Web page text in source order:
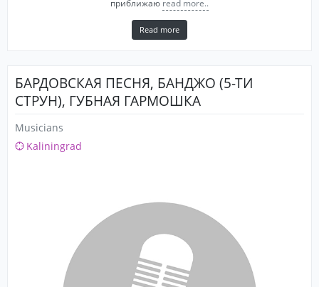
приближаю read more..
Read more
БАРДОВСКАЯ ПЕСНЯ, БАНДЖО (5-ТИ
СТРУН), ГУБНАЯ ГАРМОШКА
Musicians
Kaliningrad